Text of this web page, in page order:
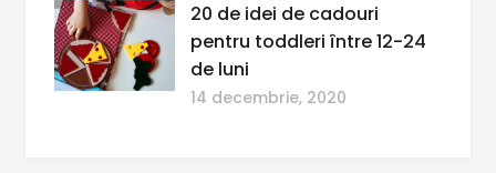
20 de idei de cadouri
pentru toddleri între 12-24
de luni
14 decembrie, 2020